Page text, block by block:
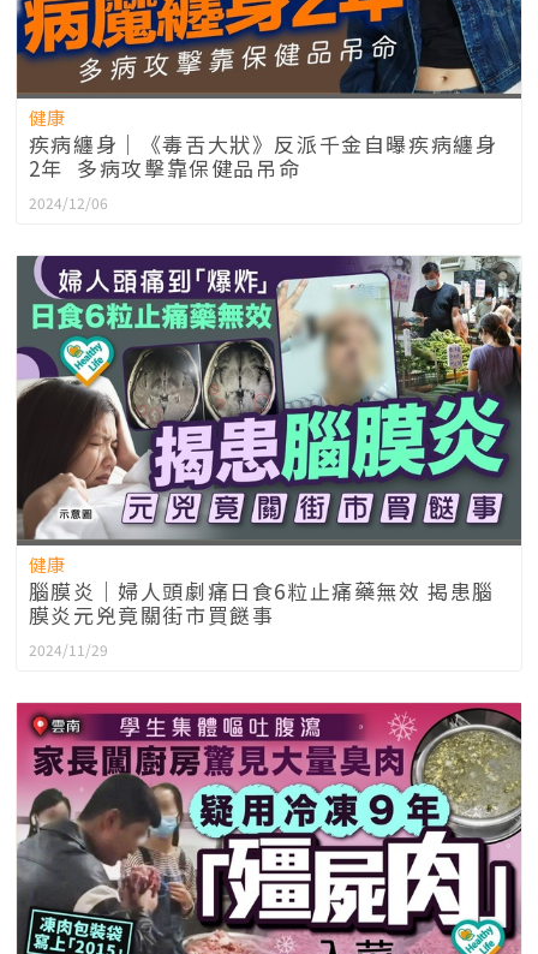
健康
疾病纏身｜《毒舌大狀》反派千金自曝疾病纏身
2年 多病攻擊靠保健品吊命
2024/12/06
健康
腦膜炎｜婦人頭劇痛日食6粒止痛藥無效 揭患腦
膜炎元兇竟關街市買餸事
2024/11/29